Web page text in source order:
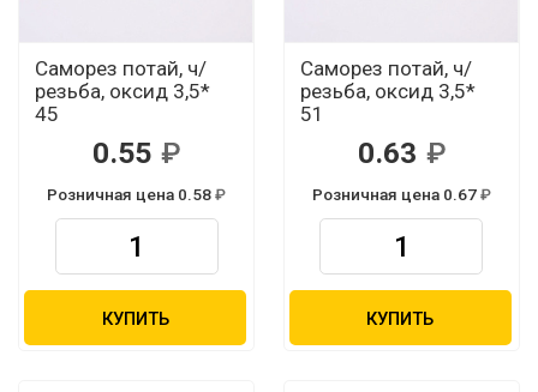
Саморез потай, ч/
резьба, оксид 3,5*
45
0.55
Розничная цена 0.58
КУПИТЬ
Саморез потай, ч/
резьба, оксид 3,5*
51
0.63
Розничная цена 0.67
КУПИТЬ